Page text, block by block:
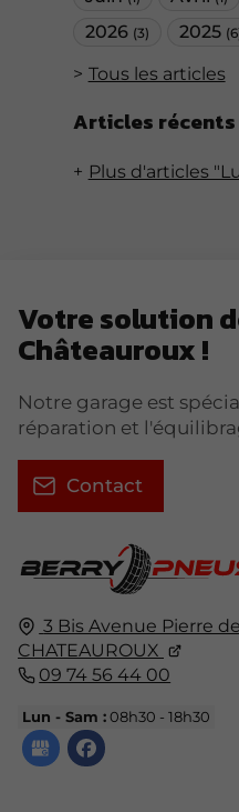
2026 (3) 2025
Tous les articles
Articles
Plus d'articles
3 Bis Avenue Pierre
CHATEAUROUX
09 74 56 44 00
Lun - Sam :08h30 - 18h30
Votre solution
Châteauroux !
Notre garage est
réparation et
Contact